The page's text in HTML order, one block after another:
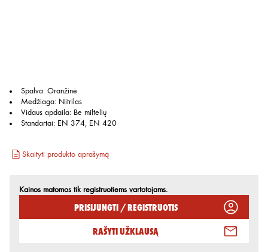
Spalva: Oranžinė
Medžiaga: Nitrilas
Vidaus apdaila: Be miltelių
Standartai: EN 374, EN 420
Skaityti produkto aprašymą
Kainos matomos tik registruotiems vartotojams.
Prisijungti / Registruotis
Rašyti užklausą